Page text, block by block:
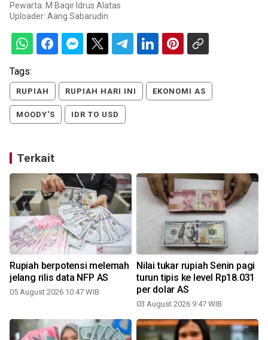
Pewarta: M Baqir Idrus Alatas
Uploader: Aang Sabarudin
Tags:
RUPIAH RUPIAH HARI INI EKONOMI AS
MOODY'S IDR TO USD
Terkait
Rupiah berpotensi melemah
jelang rilis data NFP AS
05 August 2026 10:47 WIB
Nilai tukar rupiah Senin pagi
turun tipis ke level Rp18.031
per dolar AS
03 August 2026 9:47 WIB